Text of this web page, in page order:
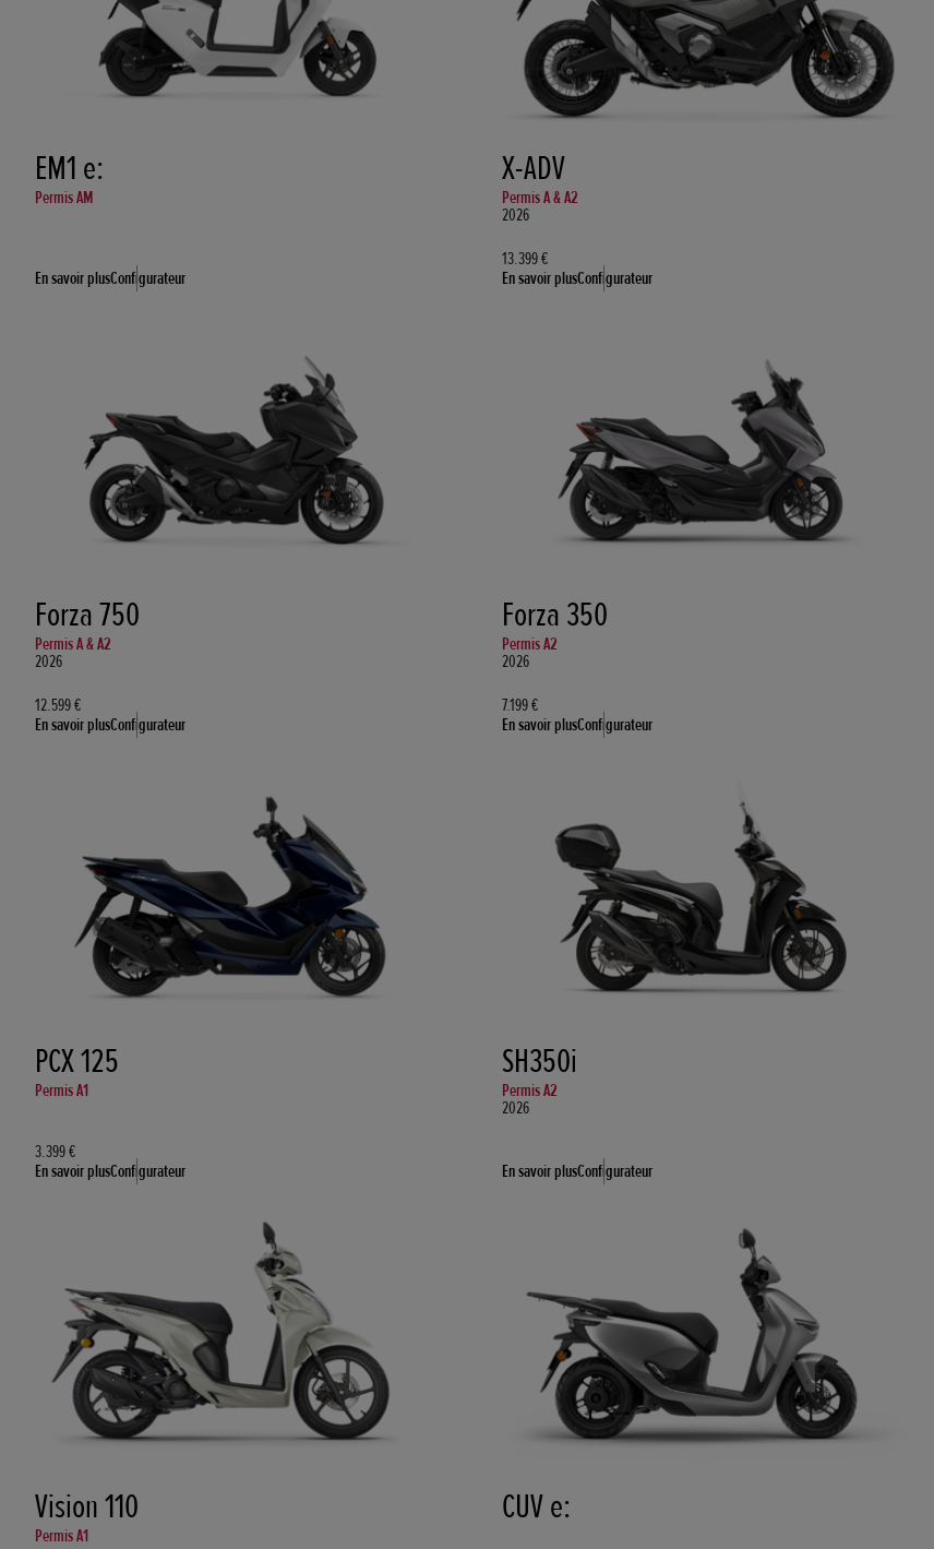
EM1 e:
Permis AM
En savoir plusConfigurateur
X-ADV
Permis A & A2
2026
13.399 €
En savoir plusConfigurateur
Forza 750
Permis A & A2
2026
12.599 €
En savoir plusConfigurateur
Forza 350
Permis A2
2026
7.199 €
En savoir plusConfigurateur
PCX 125
Permis A1
3.399 €
En savoir plusConfigurateur
SH350i
Permis A2
2026
En savoir plusConfigurateur
Vision 110
Permis A1
CUV e: